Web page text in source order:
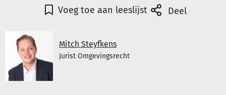
Voeg toe aan leeslijst Deel
Mitch Steyfkens
Jurist Omgevingsrecht